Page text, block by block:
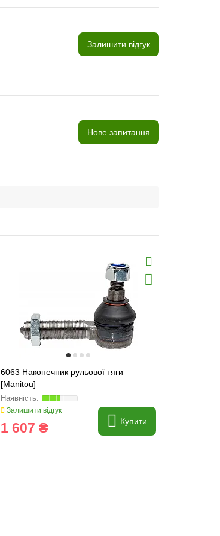
Залишити відгук
Нове запитання
6063 Наконечник рульової тяги
[Manitou]
Залишити відгук
1 607 ₴ Купити